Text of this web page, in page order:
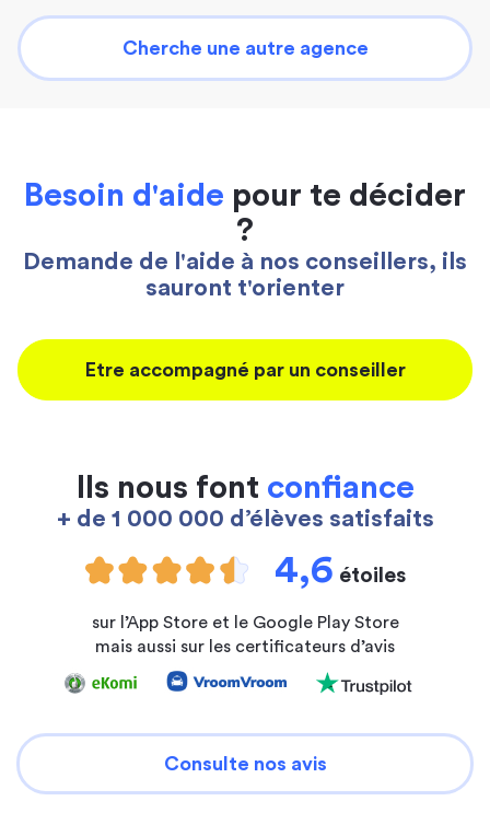
Cherche une autre agence
Besoin d'aide pour te décider
?
Demande de l'aide à nos conseillers, ils
sauront t'orienter
Etre accompagné par un conseiller
Ils nous font confiance
+ de 1 000 000 d’élèves satisfaits
4,6 étoiles
sur l’App Store et le Google Play Store
mais aussi sur les certificateurs d’avis
Consulte nos avis